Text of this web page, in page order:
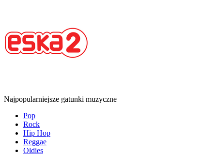
Najpopularniejsze gatunki muzyczne
Pop
Rock
Hip Hop
Reggae
Oldies